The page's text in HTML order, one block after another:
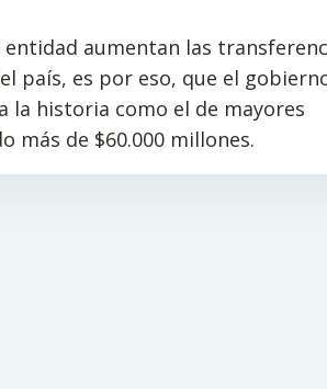
aumentan las
país, es por eso, que el
la historia como el de mayores
más de $60.000 millones.